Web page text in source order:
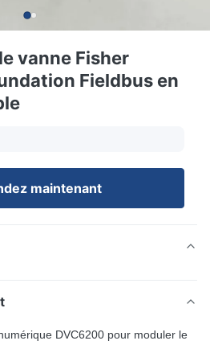
vanne Fisher
Fieldbus en
maintenant
DVC6200 pour moduler le